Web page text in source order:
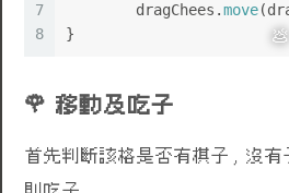
7
8
	dragChees.
move
}
移動及吃子
首先判斷該格是否有棋子 , 沒